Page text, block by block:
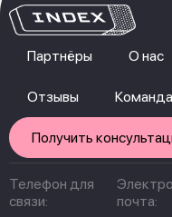
Партнёры О нас
Отзывы Команда
Получить
Телефон для
связи:
почта: